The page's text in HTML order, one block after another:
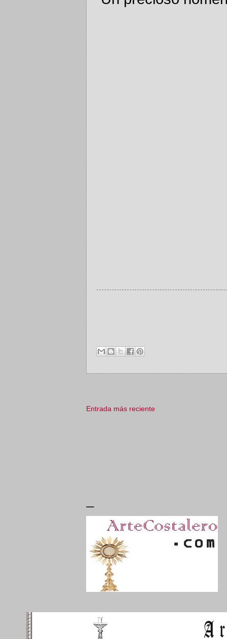
Entrada más reciente